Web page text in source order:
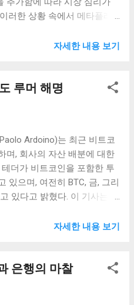
공하지 않는 혁신적인 접근
을 느끼게 합니다. 게다가, 온
다. 예를 들어, 대출자의 담보
은 대출자들이 보다 안전한
시장에서 제공되는 담보 대
는 옵션을 제공합니다. 최근
하여, 대출자들은 기존의 모
수 있는 기회를 얻습니다. 온
자는 자신의 자산을 지...
러한 상황 속에서 메타플래
플래닛의 CEO 사이먼 게로
자리 잡으면서 많은 기업들
단순한 숫자가 아니라, 기업
코인을 확보하려는 이유는
가능성에 대한 신뢰를 보여
앙화된 디지털 자산으로서,
안전 자산으로 인식되고 있
목표는 회사가 암호화폐 시
의 금융 전략을 재정의하는 데
은 안정적인 재무구조를 만드
장 전략이 필요하며, 비트
자세한 내용 보기
루머 해명
Ardoino)는 최근 비트코
며, 회사의 자산 배분에 대한
더가 비트코인을 포함한 투
있으며, 여전히 BTC, 금, 그리
있다고 밝혔다. 이 기사는 테
파올로 아르도이노는 최근 발
아르도이노는 이러한 루머가
그는 발언을 통해 테더의 투
자세한 내용 보기
은행의 마찰